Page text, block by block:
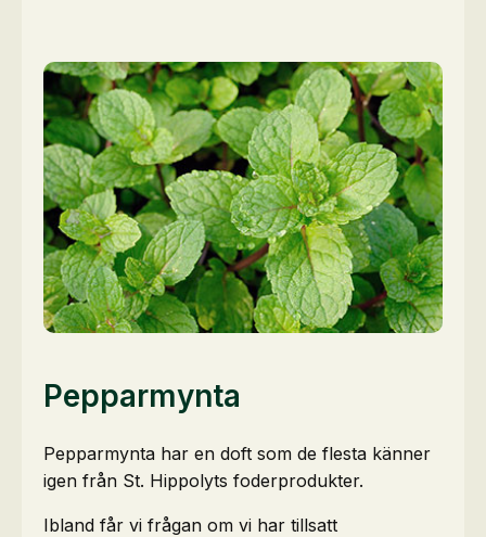
Pepparmynta
Pepparmynta har en doft som de flesta känner
igen från St. Hippolyts foderprodukter.
Ibland får vi frågan om vi har tillsatt